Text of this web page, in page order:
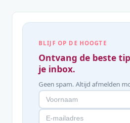
BLIJF OP DE HOOGTE
Ontvang de beste
je inbox.
Geen spam. Altijd afmelden